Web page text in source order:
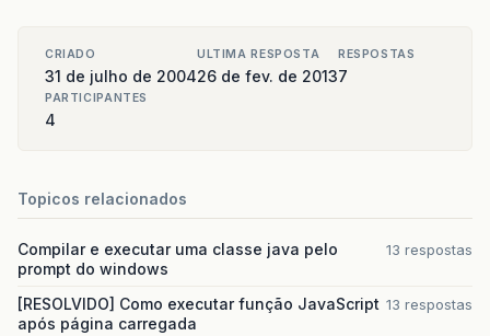
CRIADO
31 de julho de 2004
ULTIMA RESPOSTA
26 de fev. de 2013
RESPOSTAS
7
PARTICIPANTES
4
Topicos relacionados
Compilar e executar uma classe java pelo
prompt do windows
13 respostas
[RESOLVIDO] Como executar função JavaScript
após página carregada
13 respostas